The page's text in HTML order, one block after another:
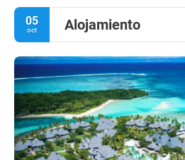
05
oct Alojamiento